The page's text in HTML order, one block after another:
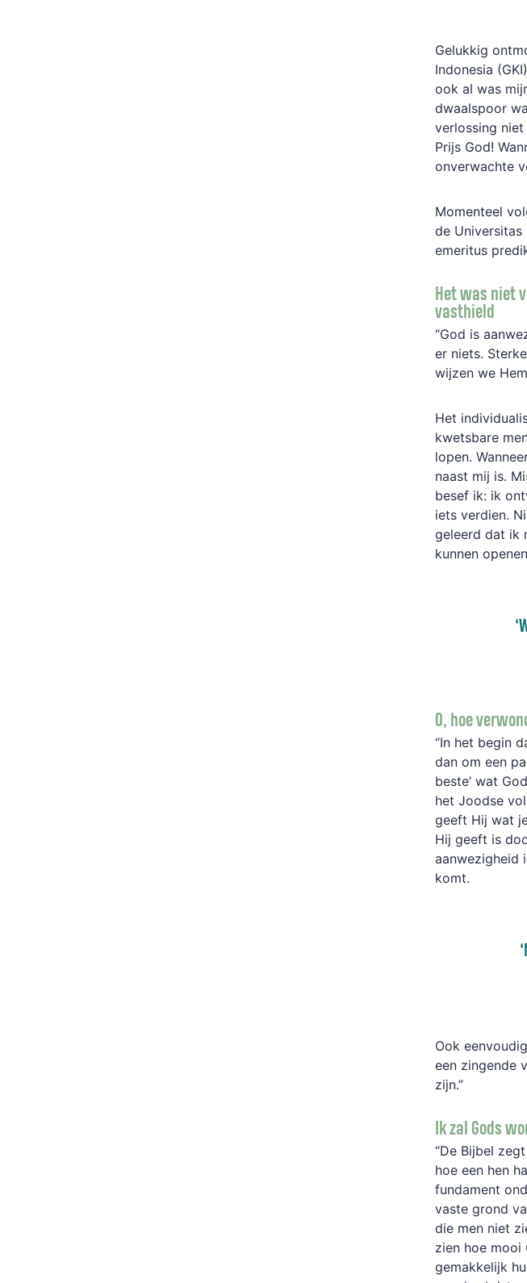
Gelukkig
Indonesia
ook al was
dwaalspoor
verlossing
Prijs God!
onverwachte
Momenteel
de Universitas
emeritus
Het was niet
vasthield
“God is
er niets.
wijzen we
Het
kwetsbare
lopen.
naast mij is.
besef ik: ik
iets verdien.
geleerd dat ik
kunnen
O, hoe
“In het begin
dan om een
beste’ wat
het Joodse
geeft Hij wat
Hij geeft is
aanwezigheid
komt.
‘
Ook
een zingende
zijn.”
Ik zal Gods
“De Bijbel
hoe een hen
fundament
vaste grond
die men niet
zien hoe mooi
gemakkelijk